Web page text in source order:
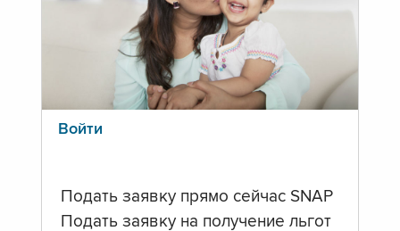
Войти
Подать заявку прямо сейчас SNAP
Подать заявку на получение льгот